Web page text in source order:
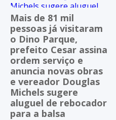
Mais de 81 mil
pessoas já visitaram
o Dino Parque,
prefeito Cesar assina
ordem serviço e
anuncia novas obras
e vereador Douglas
Michels sugere
aluguel de rebocador
para a balsa